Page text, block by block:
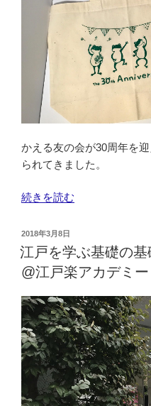
は？」
参
加
て
ま
し
た”
かえる友の会が30周年を
られてきました。
“か
る
友
の
会
30
周
年
記
念
グ
ッ
続きを読む
投
稿
日:
2018年3月8日
江戸を学ぶ基礎の
@江戸楽アカデミー